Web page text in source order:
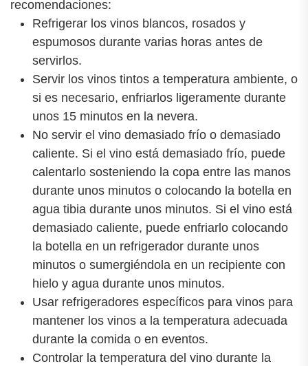
recomendaciones:
Refrigerar los vinos blancos, rosados y
espumosos durante varias horas antes de
servirlos.
Servir los vinos tintos a temperatura ambiente, o
si es necesario, enfriarlos ligeramente durante
unos 15 minutos en la nevera.
No servir el vino demasiado frío o demasiado
caliente. Si el vino está demasiado frío, puede
calentarlo sosteniendo la copa entre las manos
durante unos minutos o colocando la botella en
agua tibia durante unos minutos. Si el vino está
demasiado caliente, puede enfriarlo colocando
la botella en un refrigerador durante unos
minutos o sumergiéndola en un recipiente con
hielo y agua durante unos minutos.
Usar refrigeradores específicos para vinos para
mantener los vinos a la temperatura adecuada
durante la comida o en eventos.
Controlar la temperatura del vino durante la